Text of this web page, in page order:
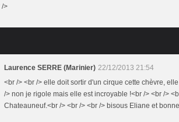
/>
Laurence SERRE (Marinier) 22/12/2013 21:54
<br /> <br /> elle doit sortir d'un cirque cette chèvre,
/> non je rigole mais elle est incroyable !<br /> <br />
Chateauneuf.<br /> <br /> <br /> bisous Eliane et